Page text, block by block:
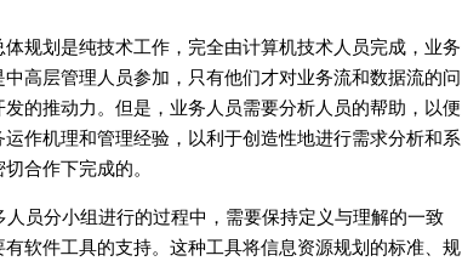
规划是纯技术工作，完全由计算机技术人员完成，业务
高层管理人员参加，只有他们才对业务流和数据流的问
的推动力。但是，业务人员需要分析人员的帮助，以便
作机理和管理经验，以利于创造性地进行需求分析和系
合作下完成的。
员分小组进行的过程中，需要保持定义与理解的一致
软件工具的支持。这种工具将信息资源规划的标准、规